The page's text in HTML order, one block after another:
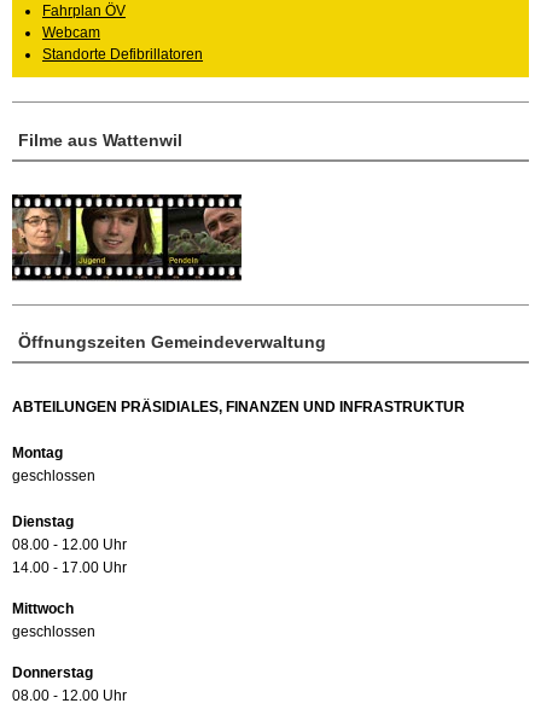
Öffnungszeiten Gemeindeverwaltung
ABTEILUNGEN PRÄSIDIALES, FINANZEN UND INFRASTRUKTUR
Montag
geschlossen
Dienstag
08.00 - 12.00 Uhr
14.00 - 17.00 Uhr
Mittwoch
geschlossen
Donnerstag
08.00 - 12.00 Uhr
Filme aus Wattenwil
Fahrplan ÖV
Webcam
Standorte Defibrillatoren